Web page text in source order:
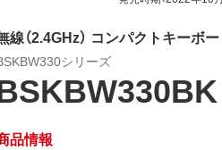
線（2.4GHz） コンパクトキーボ
シリーズ
品情報